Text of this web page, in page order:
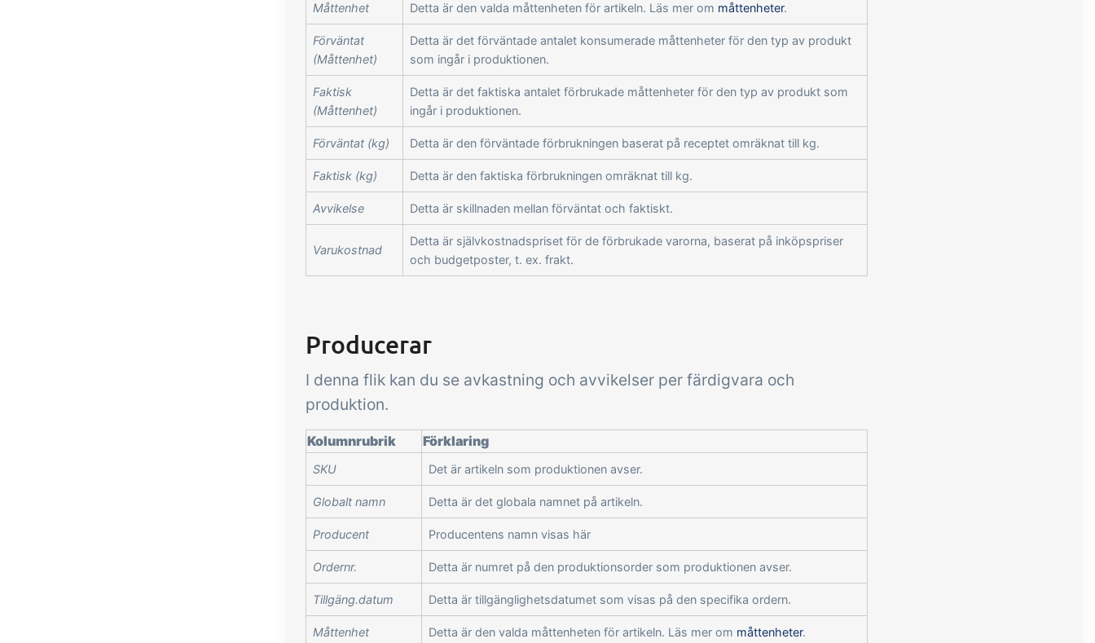
Måttenhet Detta är den valda måttenheten för artikeln. Läs mer om måttenheter.
Förväntat
(Måttenhet)
Detta är det förväntade antalet konsumerade måttenheter för den typ av produkt
som ingår i produktionen.
Faktisk
(Måttenhet)
Detta är det faktiska antalet förbrukade måttenheter för den typ av produkt som
ingår i produktionen.
Förväntat (kg) Detta är den förväntade förbrukningen baserat på receptet omräknat till kg.
Faktisk (kg) Detta är den faktiska förbrukningen omräknat till kg.
Avvikelse Detta är skillnaden mellan förväntat och faktiskt.
Varukostnad
Detta är självkostnadspriset för de förbrukade varorna, baserat på inköpspriser
och budgetposter, t. ex. frakt.
Producerar
I denna flik kan du se avkastning och avvikelser per färdigvara och
produktion.
Kolumnrubrik Förklaring
SKU Det är artikeln som produktionen avser.
Globalt namn Detta är det globala namnet på artikeln.
Producent Producentens namn visas här
Ordernr. Detta är numret på den produktionsorder som produktionen avser.
Tillgäng.datum Detta är tillgänglighetsdatumet som visas på den specifika ordern.
Måttenhet Detta är den valda måttenheten för artikeln. Läs mer om måttenheter.